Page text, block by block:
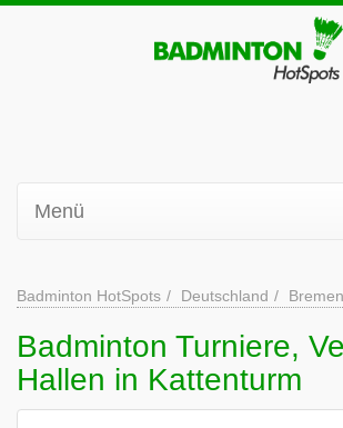
Menü
Badminton HotSpots Deutschland Bremen
Badminton Turniere,
Hallen in Kattenturm